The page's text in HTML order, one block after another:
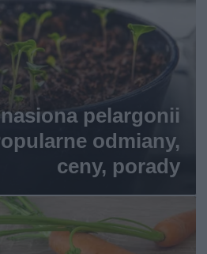
pelargonii
odmiany,
ceny, porady